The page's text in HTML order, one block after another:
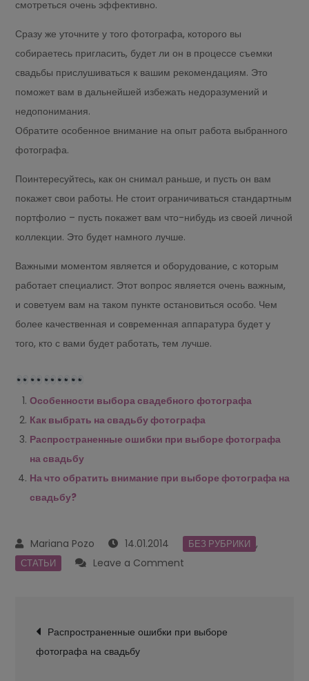
смотреться очень эффективно.
Сразу же уточните у того фотографа, которого вы
собираетесь пригласить, будет ли он в процессе съемки
свадьбы прислушиваться к вашим рекомендациям. Это
поможет вам в дальнейшей избежать недоразумений и
недопонимания.
Обратите особенное внимание на опыт работа выбранного
фотографа.
Поинтересуйтесь, как он снимал раньше, и пусть он вам
покажет свои работы. Не стоит ограничиваться стандартным
портфолио – пусть покажет вам что-нибудь из своей личной
коллекции. Это будет намного лучше.
Важными моментом является и оборудование, с которым
работает специалист. Этот вопрос является очень важным,
и советуем вам на таком пункте остановиться особо. Чем
более качественная и современная аппаратура будет у
того, кто с вами будет работать, тем лучше.
Особенности выбора свадебного фотографа
Как выбрать на свадьбу фотографа
Распространенные ошибки при выборе фотографа
на свадьбу
На что обратить внимание при выборе фотографа на
свадьбу?
14.01.2014 БЕЗ РУБРИКИ ,
СТАТЬИ Leave a Comment
ошибку
de
entradas
Распространенные ошибки при выборе
фотографа на свадьбу